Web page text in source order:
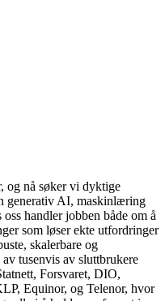
og nå søker vi dyktige
generativ AI, maskinlæring
handler jobben både om å
som løser ekte utfordringer
skalerbare og
tusenvis av sluttbrukere
Forsvaret, DIO,
Equinor, og Telenor, hvor